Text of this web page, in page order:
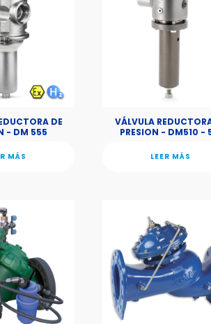
DE
- DM 555
MÁS
VÁLVULA
PRESION - DM510 -
LEER MÁS